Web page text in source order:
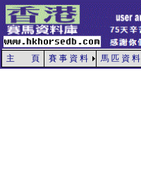
主 頁 賽 事 資 料 馬 匹 資 料